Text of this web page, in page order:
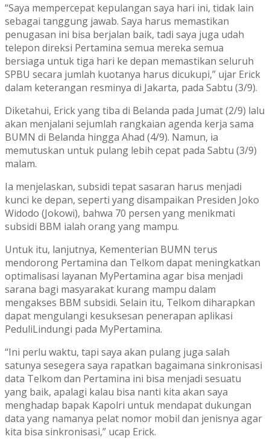
“Saya mempercepat kepulangan saya hari ini, tidak lain
sebagai tanggung jawab. Saya harus memastikan
penugasan ini bisa berjalan baik, tadi saya juga udah
telepon direksi Pertamina semua mereka semua
bersiaga untuk tiga hari ke depan memastikan seluruh
SPBU secara jumlah kuotanya harus dicukupi,” ujar Erick
dalam keterangan resminya di Jakarta, pada Sabtu (3/9).
Diketahui, Erick yang tiba di Belanda pada Jumat (2/9) lalu
akan menjalani sejumlah rangkaian agenda kerja sama
BUMN di Belanda hingga Ahad (4/9). Namun, ia
memutuskan untuk pulang lebih cepat pada Sabtu (3/9)
malam.
Ia menjelaskan, subsidi tepat sasaran harus menjadi
kunci ke depan, seperti yang disampaikan Presiden Joko
Widodo (Jokowi), bahwa 70 persen yang menikmati
subsidi BBM ialah orang yang mampu.
Untuk itu, lanjutnya, Kementerian BUMN terus
mendorong Pertamina dan Telkom dapat meningkatkan
optimalisasi layanan MyPertamina agar bisa menjadi
sarana bagi masyarakat kurang mampu dalam
mengakses BBM subsidi. Selain itu, Telkom diharapkan
dapat mengulangi kesuksesan penerapan aplikasi
PeduliLindungi pada MyPertamina.
“Ini perlu waktu, tapi saya akan pulang juga salah
satunya sesegera saya rapatkan bagaimana sinkronisasi
data Telkom dan Pertamina ini bisa menjadi sesuatu
yang baik, apalagi kalau bisa nanti kita akan saya
menghadap bapak Kapolri untuk mendapat dukungan
data yang namanya pelat nomor mobil dan jenisnya agar
kita bisa sinkronisasi,” ucap Erick.